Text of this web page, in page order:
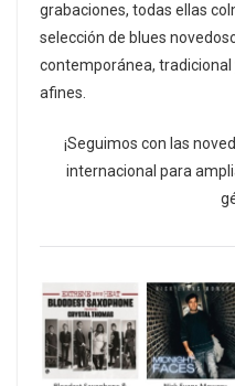
grabaciones, todas ellas
selección de blues
contemporánea, tradicional
afines.
¡Seguimos con las
internacional para